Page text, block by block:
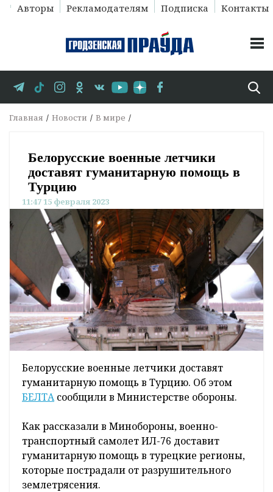
Авторы Рекламодателям Подписка Контакты
Главная Новости В мире
Белорусские военные летчики
доставят гуманитарную помощь в
Турцию
11:47 15 февраля 2023
Белорусские военные летчики доставят
гуманитарную помощь в Турцию. Об этом
БЕЛТАсообщили в Министерстве обороны.
Как рассказали в Минобороны, военно-
транспортный самолет ИЛ-76 доставит
гуманитарную помощь в турецкие регионы,
которые пострадали от разрушительного
землетрясения.